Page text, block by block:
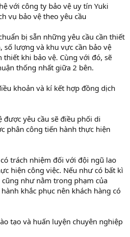
với công ty bảo vệ uy tín Yuki
vụ bảo vệ theo yêu cầu
bị sẵn những yêu cầu cần thiết
số lượng và khu vực cần bảo vệ
thiết khi bảo vệ. Cùng với đó, sẽ
thống nhất giữa 2 bên.
khoản và kí kết hợp đồng dịch
yêu cầu sẽ điều phối di
phân công tiến hành thực hiện
trách nhiệm đối với đội ngũ lao
hiện công việc. Nếu như có bất kì
như nằm trong phạm của
khắc phục nên khách hàng có
tạo và huấn luyện chuyên nghiệp